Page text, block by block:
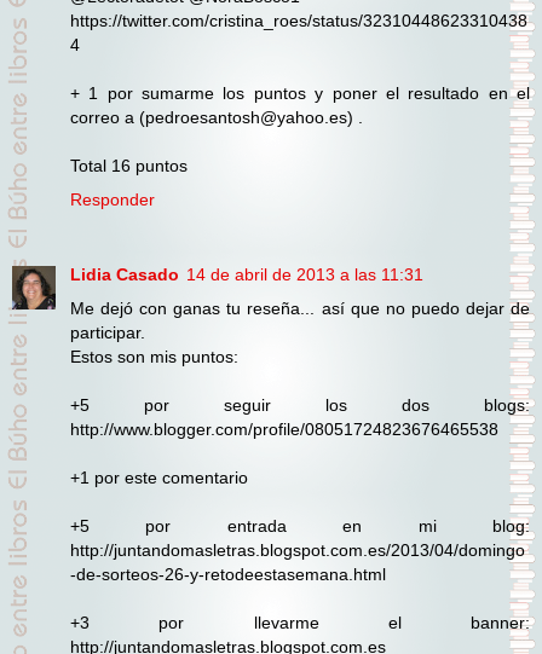
https://twitter.com/cristina_roes/status/32310448623310438
4
+ 1 por sumarme los puntos y poner el resultado en el
correo a (pedroesantosh@yahoo.es) .
Total 16 puntos
Responder
Lidia Casado 14 de abril de 2013 a las 11:31
Me dejó con ganas tu reseña... así que no puedo dejar de
participar.
Estos son mis puntos:
+5 por seguir los dos blogs:
http://www.blogger.com/profile/08051724823676465538
+1 por este comentario
+5 por entrada en mi blog:
http://juntandomasletras.blogspot.com.es/2013/04/domingo
-de-sorteos-26-y-retodeestasemana.html
+3 por llevarme el banner:
http://juntandomasletras.blogspot.com.es